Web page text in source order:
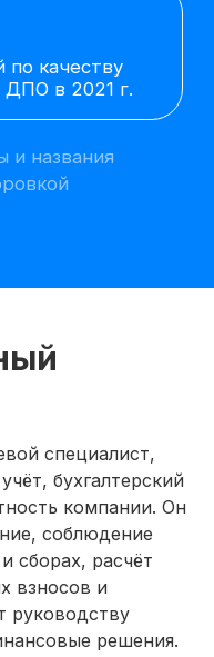
специалист,
бухгалтерский
компании. Он
соблюдение
сборах, расчёт
взносов и
руководству
решения.